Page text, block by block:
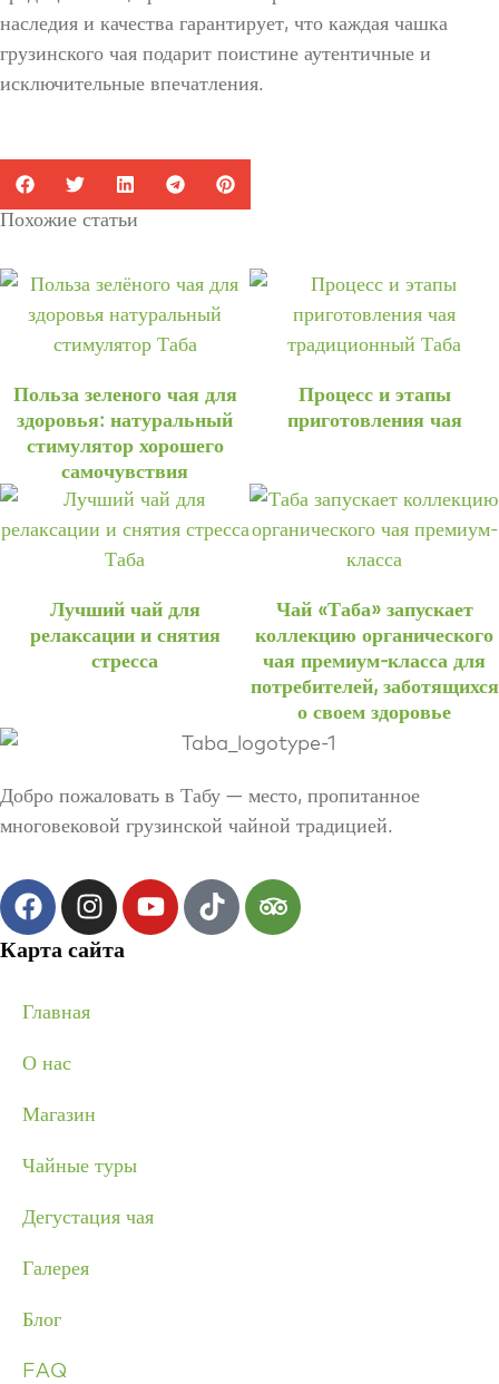
наследия и качества гарантирует, что каждая чашка
грузинского чая подарит поистине аутентичные и
исключительные впечатления.
Похожие статьи
Польза зеленого чая для
здоровья: натуральный
стимулятор хорошего
самочувствия
Процесс и этапы
приготовления чая
Лучший чай для
релаксации и снятия
стресса
Чай «Таба» запускает
коллекцию органического
чая премиум-класса для
потребителей, заботящихся
о своем здоровье
Добро пожаловать в Табу — место, пропитанное
многовековой грузинской чайной традицией.
Карта сайта
Главная
О нас
Магазин
Чайные туры
Дегустация чая
Галерея
Блог
FAQ